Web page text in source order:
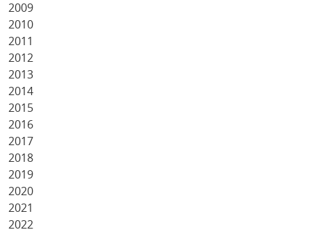
2009
2010
2011
2012
2013
2014
2015
2016
2017
2018
2019
2020
2021
2022